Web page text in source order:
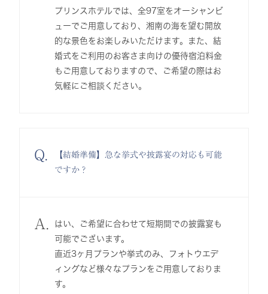
プリンスホテルでは、全97室をオーシャンビ
ューでご用意しており、湘南の海を望む開放
的な景色をお楽しみいただけます。また、結
婚式をご利用のお客さま向けの優待宿泊料金
もご用意しておりますので、ご希望の際はお
気軽にご相談ください。
Q.
【結婚準備】急な挙式や披露宴の対応も可能
ですか？
A.
はい、ご希望に合わせて短期間での披露宴も
可能でございます。
直近3ヶ月プランや挙式のみ、フォトウエデ
ィングなど様々なプランをご用意しておりま
す。